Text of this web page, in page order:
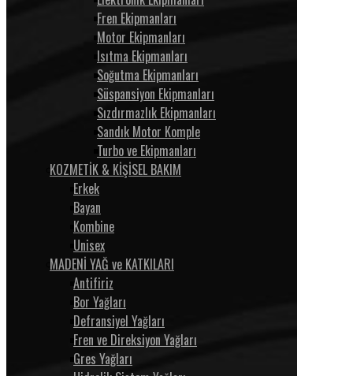
Fren Ekipmanları
Motor Ekipmanları
Isıtma Ekipmanları
Soğutma Ekipmanları
Süspansiyon Ekipmanları
Sızdırmazlık Ekipmanları
Sandık Motor Komple
Turbo ve Ekipmanları
KOZMETİK & KİŞİSEL BAKIM
Erkek
Bayan
Kombine
Unisex
MADENİ YAĞ ve KATKILARI
Antifiriz
Bor Yağları
Defransiyel Yağları
Fren ve Direksiyon Yağları
Gres Yağları